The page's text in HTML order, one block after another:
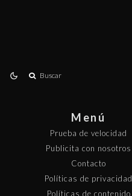
Buscar
Menú
Prueba de velocidad
Publicita con nosotros
Contacto
Políticas de privacidad
Políticas de contenido